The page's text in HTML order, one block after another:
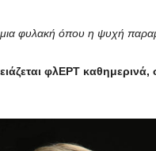
φυλακή όπου η ψυχή
φλΕΡΤ καθημερινά,